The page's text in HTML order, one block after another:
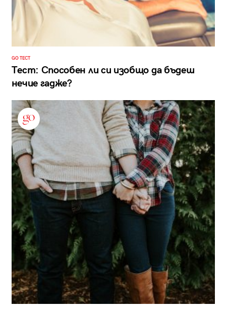
GO ТЕСТ
Тест: Способен ли си изобщо да бъдеш
нечие гадже?